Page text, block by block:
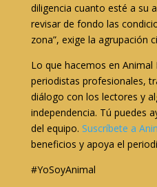
diligencia cuanto esté a su
revisar de fondo las
zona”, exige la agrupación
Lo que hacemos en Animal
periodistas profesionales,
diálogo con los lectores y
independencia. Tú puedes
del equipo. Suscríbete a
beneficios y apoya el
#YoSoyAnimal